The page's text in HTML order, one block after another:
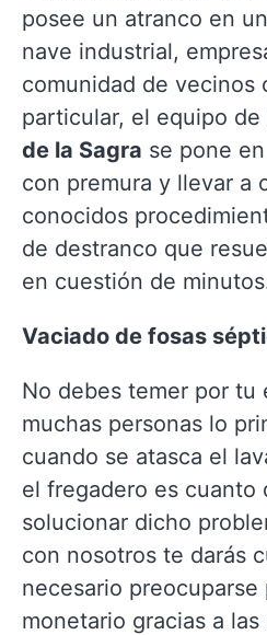
posee un atranco en
nave industrial,
comunidad de vecinos
particular, el equipo de
de la Sagra se pone
con premura y llevar a
conocidos
de destranco que
en cuestión de
Vaciado de fosas
No debes temer por tu
muchas personas lo
cuando se atasca el
el fregadero es cuanto
solucionar dicho
con nosotros te darás
necesario
monetario gracias a las